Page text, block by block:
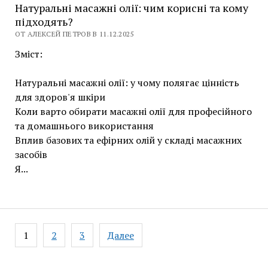
Натуральні масажні олії: чим корисні та кому
підходять?
ОТ АЛЕКСЕЙ ПЕТРОВ В 11.12.2025
Зміст:
Натуральні масажні олії: у чому полягає цінність
для здоров'я шкіри
Коли варто обирати масажні олії для професійного
та домашнього використання
Вплив базових та ефірних олій у складі масажних
засобів
Я...
Навигация
по
1 2 3 Далее